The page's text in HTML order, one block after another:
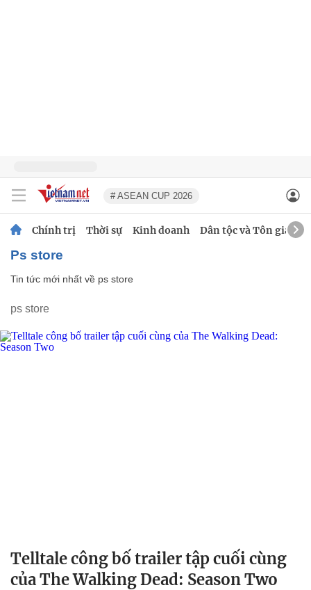
# ASEAN CUP 2026
Chính trị Thời sự Kinh doanh Dân tộc và Tôn giáo
ps store
Tin tức mới nhất về ps store
ps store
Telltale công bố trailer tập cuối cùng
của The Walking Dead: Season Two